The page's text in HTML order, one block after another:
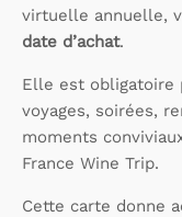
virtuelle annuelle,
date d’achat.
Elle est obligatoire
voyages, soirées,
moments
France Wine Trip.
Cette carte donne